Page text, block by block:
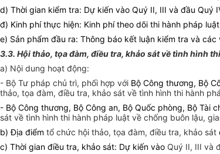
d) Thời gian kiểm tra: Dự kiến vào Quý II, III và đầu Quý
đ) Kinh phí thực hiện: Kinh phí theo dõi thi hành pháp
e) Sản phẩm đầu ra: Thông báo kết luận kiểm tra và
3.3. Hội thảo, tọa đàm, điều tra, khảo sát về tình hình
a) Nội dung hoạt động:
- Bộ Tư pháp chủ trì, phối hợp với Bộ Công thương, Bộ
thảo, tọa đàm, điều tra, khảo sát về tình hình thi hành
- Bộ Công thương, Bộ Công an, Bộ Quốc phòng, Bộ Tài
sát về tình hình thi hành pháp luật về chống buôn lậu,
b) Địa điểm tổ chức hội thảo, tọa đàm, điều tra, khảo sát
c) Thời gian điều tra, khảo sát: Dự kiến vào Quý II, III và